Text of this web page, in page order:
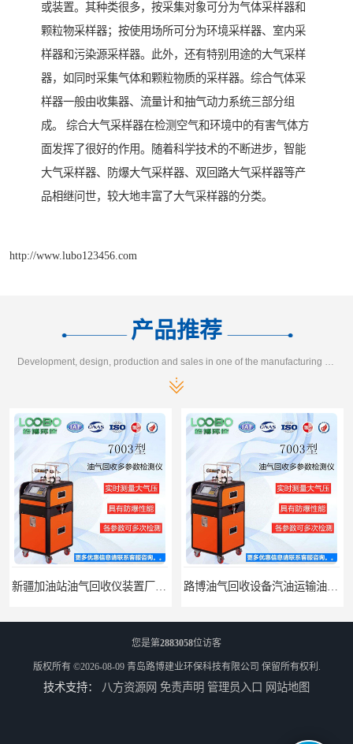
或装置。其种类很多，按采集对象可分为气体采样器和
颗粒物采样器；按使用场所可分为环境采样器、室内采
样器和污染源采样器。此外，还有特别用途的大气采样
器，如同时采集气体和颗粒物质的采样器。综合气体采
样器一般由收集器、流量计和抽气动力系统三部分组
成。 综合大气采样器在检测空气和环境中的有害气体方
面发挥了很好的作用。随着科学技术的不断进步，智能
大气采样器、防爆大气采样器、双回路大气采样器等产
品相继问世，较大地丰富了大气采样器的分类。
http://www.lubo123456.com
产品推荐
您是第2883058位访客
版权所有 ©2026-08-09 青岛路博建业环保科技有限公司 保留所有权利.
技术支持： 八方资源网 免责声明 管理员入口 网站地图